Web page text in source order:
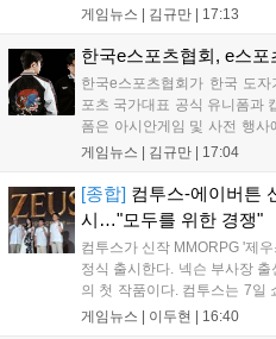
어 등 주요 게임의 피규어, 굿
용 가능합니다....
게임뉴스 | 김규만 17:13
한국e스포츠협회, e스
한국e스포츠협회가 한국 도
포츠 국가대표 공식 유니폼과
폼은 아시안게임 및 사전 행
구성된 컬렉션은 오는 8월 28
서는 대회 규정에 따라 별도의
게임뉴스 | 김규만 17:04
[종합] 컴투스-에이버튼
시…"모두를 위한 경쟁"
컴투스가 신작 MMORPG '제
정식 출시한다. 넥슨 부사장
의 첫 작품이다. 컴투스는 7일
심 콘텐츠, 유료화 정책, 운영
게임뉴스 | 이두현 16:40